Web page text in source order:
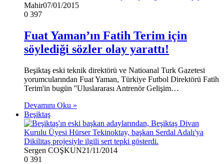
Mahir07/01/2015
0 397
Fuat Yaman’ın Fatih Terim için
söylediği sözler olay yarattı!
Beşiktaş eski teknik direktörü ve Natioanal Turk Gazetesi
yorumcularından Fuat Yaman, Türkiye Futbol Direktörü Fatih
Terim'in bugün ''Uluslararası Antrenör Gelişim…
Devamını Oku »
Beşiktaş
Sergen COŞKUN21/11/2014
0 391